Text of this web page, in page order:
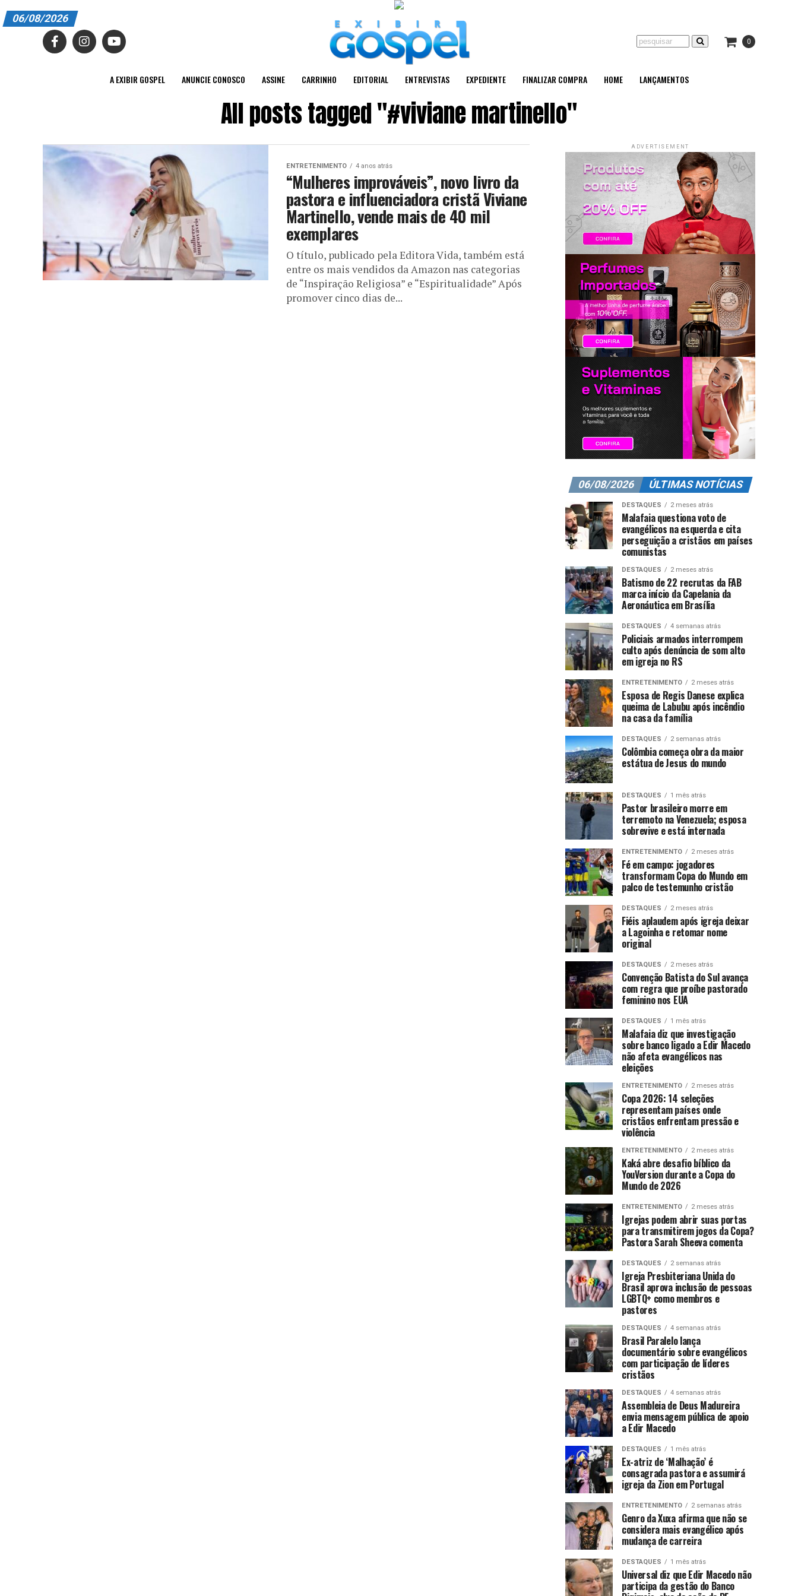
A EXIBIR GOSPEL
EDITORIAL
HOME
LANÇAMENTOS
06/08/2026
0
A EXIBIR GOSPEL ANUNCIE CONOSCO ASSINE CARRINHO EDITORIAL ENTREVISTAS EXPEDIENTE FINALIZAR COMPRA HOME LANÇAMENTOS
All posts tagged "#viviane martinello"
ENTRETENIMENTO 4 anos atrás
“Mulheres improváveis”, novo livro da
pastora e influenciadora cristã Viviane
Martinello, vende mais de 40 mil
exemplares
O título, publicado pela Editora Vida, também está
entre os mais vendidos da Amazon nas categorias
de “Inspiração Religiosa” e “Espiritualidade” Após
promover cinco dias de...
ADVERTISEMENT
06/08/2026 ÚLTIMAS NOTÍCIAS
DESTAQUES 2 meses atrás
Malafaia questiona voto de
evangélicos na esquerda e cita
perseguição a cristãos em países
comunistas
DESTAQUES 2 meses atrás
Batismo de 22 recrutas da FAB
marca início da Capelania da
Aeronáutica em Brasília
DESTAQUES 4 semanas atrás
Policiais armados interrompem
culto após denúncia de som alto
em igreja no RS
ENTRETENIMENTO 2 meses atrás
Esposa de Regis Danese explica
queima de Labubu após incêndio
na casa da família
DESTAQUES 2 semanas atrás
Colômbia começa obra da maior
estátua de Jesus do mundo
DESTAQUES 1 mês atrás
Pastor brasileiro morre em
terremoto na Venezuela; esposa
sobrevive e está internada
ENTRETENIMENTO 2 meses atrás
Fé em campo: jogadores
transformam Copa do Mundo em
palco de testemunho cristão
DESTAQUES 2 meses atrás
Fiéis aplaudem após igreja deixar
a Lagoinha e retomar nome
original
DESTAQUES 2 meses atrás
Convenção Batista do Sul avança
com regra que proíbe pastorado
feminino nos EUA
DESTAQUES 1 mês atrás
Malafaia diz que investigação
sobre banco ligado a Edir Macedo
não afeta evangélicos nas
eleições
ENTRETENIMENTO 2 meses atrás
Copa 2026: 14 seleções
representam países onde
cristãos enfrentam pressão e
violência
ENTRETENIMENTO 2 meses atrás
Kaká abre desafio bíblico da
YouVersion durante a Copa do
Mundo de 2026
ENTRETENIMENTO 2 meses atrás
Igrejas podem abrir suas portas
para transmitirem jogos da Copa?
Pastora Sarah Sheeva comenta
DESTAQUES 2 semanas atrás
Igreja Presbiteriana Unida do
Brasil aprova inclusão de pessoas
LGBTQ+ como membros e
pastores
DESTAQUES 4 semanas atrás
Brasil Paralelo lança
documentário sobre evangélicos
com participação de líderes
cristãos
DESTAQUES 4 semanas atrás
Assembleia de Deus Madureira
envia mensagem pública de apoio
a Edir Macedo
DESTAQUES 1 mês atrás
Ex-atriz de ‘Malhação’ é
consagrada pastora e assumirá
igreja da Zion em Portugal
ENTRETENIMENTO 2 semanas atrás
Genro da Xuxa afirma que não se
considera mais evangélico após
mudança de carreira
DESTAQUES 1 mês atrás
Universal diz que Edir Macedo não
participa da gestão do Banco